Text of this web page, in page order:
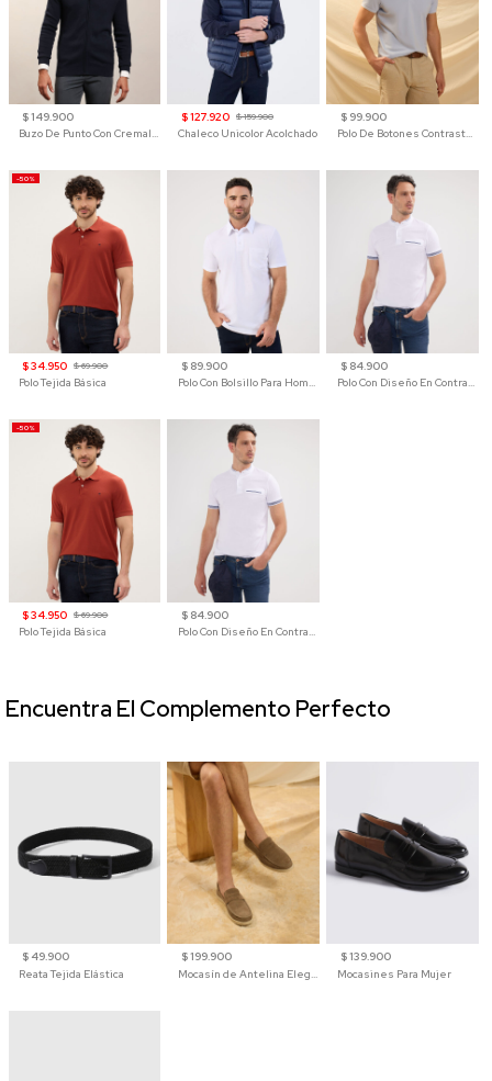
$ 149.900
Buzo De Punto Con Cremallera Para Hombre
$ 127.920 $ 159.900
Chaleco Unicolor Acolchado
$ 99.900
Polo De Botones Contraste Para Hombre
-50%
$ 34.950 $ 69.900
Polo Tejida Básica
$ 89.900
Polo Con Bolsillo Para Hombre
$ 84.900
Polo Con Diseño En Contraste
-50%
$ 34.950 $ 69.900
Polo Tejida Básica
$ 84.900
Polo Con Diseño En Contraste
$ 49.900
Reata Tejida Elástica
$ 199.900
Mocasín de Antelina Elegante con Suela de Contraste Para Hombre
$ 139.900
Mocasines Para Mujer
Encuentra El Complemento Perfecto